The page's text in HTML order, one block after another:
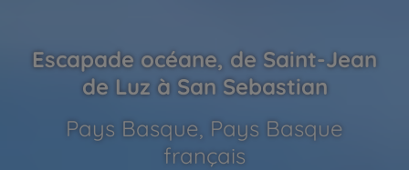
Escapade océane, de Saint-Jean
de Luz à San Sebastian
Pays Basque, Pays Basque
français